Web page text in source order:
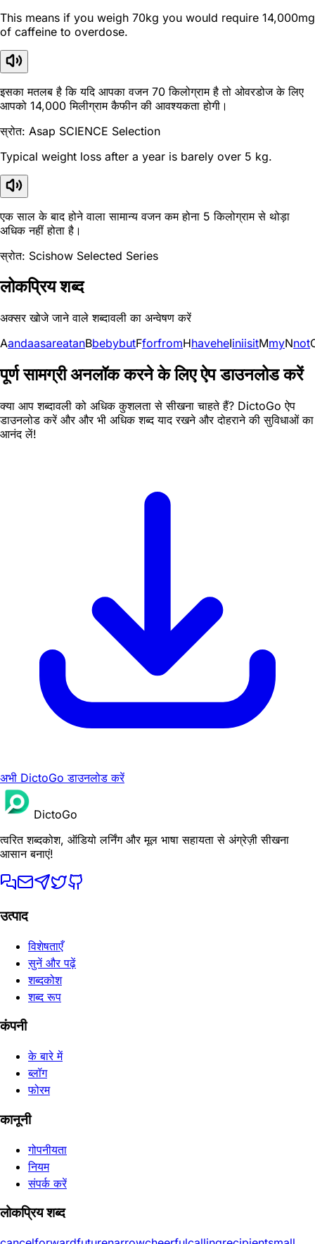
This means if you weigh 70kg you would require 14,000mg
of caffeine to overdose.
इसका मतलब है कि यदि आपका वजन 70 किलोग्राम है तो ओवरडोज के लिए
आपको 14,000 मिलीग्राम कैफीन की आवश्यकता होगी।
स्रोत: Asap SCIENCE Selection
Typical weight loss after a year is barely over 5 kg.
एक साल के बाद होने वाला सामान्य वजन कम होना 5 किलोग्राम से थोड़ा
अधिक नहीं होता है।
स्रोत: Scishow Selected Series
लोकप्रिय शब्द
अक्सर खोजे जाने वाले शब्दावली का अन्वेषण करें
AandaasareatanBbebybutFforfromHhaveheIiniisitMmyNnot
पूर्ण सामग्री अनलॉक करने के लिए ऐप डाउनलोड करें
क्या आप शब्दावली को अधिक कुशलता से सीखना चाहते हैं? DictoGo ऐप
डाउनलोड करें और और भी अधिक शब्द याद रखने और दोहराने की सुविधाओं का
आनंद लें!
अभी DictoGo डाउनलोड करें
DictoGo
त्वरित शब्दकोश, ऑडियो लर्निंग और मूल भाषा सहायता से अंग्रेज़ी सीखना
आसान बनाएं!
उत्पाद
विशेषताएँ
सुनें और पढ़ें
शब्दकोश
शब्द रूप
कंपनी
के बारे में
ब्लॉग
फोरम
कानूनी
गोपनीयता
नियम
संपर्क करें
लोकप्रिय शब्द